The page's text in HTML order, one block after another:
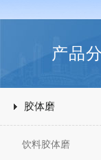
产品
胶体磨
饮料胶体磨